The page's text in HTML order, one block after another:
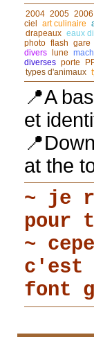
2004 2005 2006
ciel art culinaire
drapeaux eaux
photo flash gare
divers lune
diverses porte
types d'animaux
📍A
et
at the
~ je
pour
~
c'est
font